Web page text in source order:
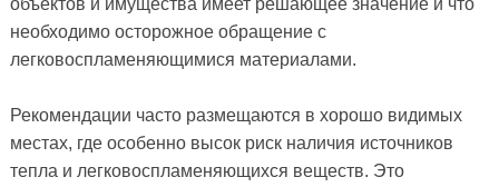
объектов и имущества имеет решающее значение и что
необходимо осторожное обращение с
легковоспламеняющимися материалами.
Рекомендации часто размещаются в хорошо видимых
местах, где особенно высок риск наличия источников
тепла и легковоспламеняющихся веществ. Это